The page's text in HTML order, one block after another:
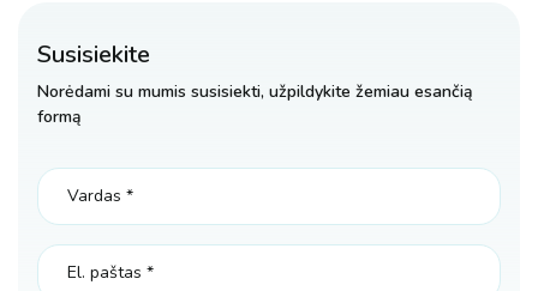
Susisiekite
Norėdami su mumis susisiekti, užpildykite žemiau esančią
formą